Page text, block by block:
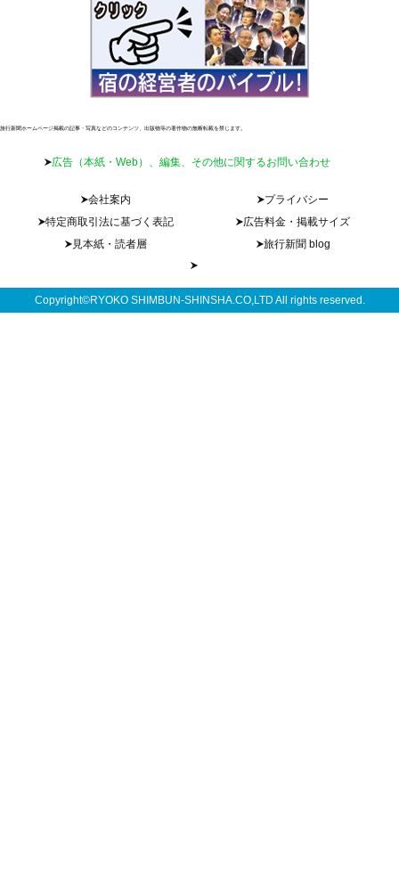
旅行新聞ホームページ掲載の記事・写真などのコンテンツ、出版物等の著作物の無断転載を禁じます。
広告（本紙・Web）、編集、その他に関するお問い合わせ
会社案内
プライバシー
特定商取引法に基づく表記
広告料金・掲載サイズ
見本紙・読者層
旅行新聞 blog
Copyright©RYOKO SHIMBUN-SHINSHA.CO,LTD All rights reserved.